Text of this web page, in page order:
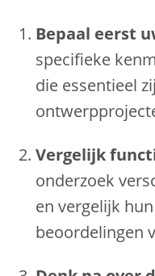
Bepaal eerst
specifieke
die essentieel
Vergelijk
onderzoek
en vergelijk
beoordelingen